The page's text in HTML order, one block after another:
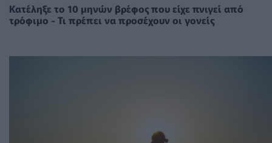
Κατέληξε το 10 μηνών βρέφος που είχε πνιγεί από
τρόφιμο - Τι πρέπει να προσέχουν οι γονείς